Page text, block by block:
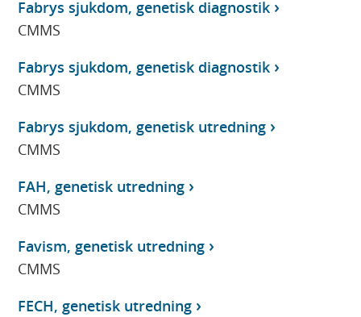
Fabrys sjukdom, genetisk diagnostik
CMMS
Fabrys sjukdom, genetisk diagnostik
CMMS
Fabrys sjukdom, genetisk utredning
CMMS
FAH, genetisk utredning
CMMS
Favism, genetisk utredning
CMMS
FECH, genetisk utredning